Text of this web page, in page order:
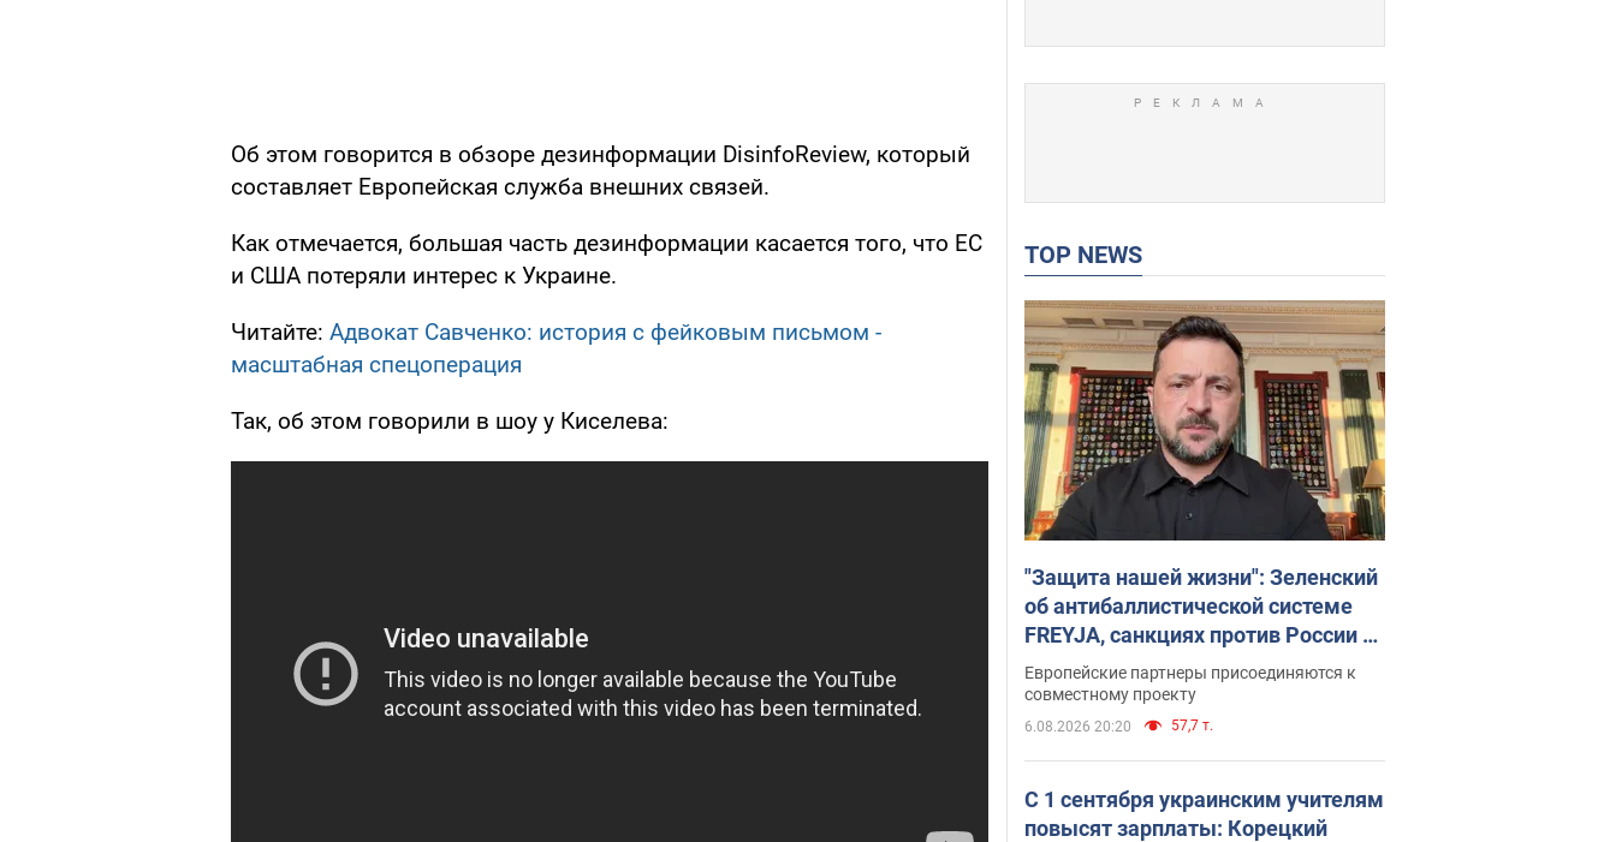
Об этом говорится в обзоре дезинформации DisinfoReview, который
составляет Европейская служба внешних связей.
Как отмечается, большая часть дезинформации касается того, что ЕС
и США потеряли интерес к Украине.
Читайте: Адвокат Савченко: история с фейковым письмом -
масштабная спецоперация
Так, об этом говорили в шоу у Киселева:
TOP NEWS
"Защита нашей жизни": Зеленский
об антибаллистической системе
FREYJA, санкциях против России и
поддержке аграриев. Видео
Европейские партнеры присоединяются к
совместному проекту
6.08.2026 20:20 57,7 т.
С 1 сентября украинским учителям
повысят зарплаты: Корецкий